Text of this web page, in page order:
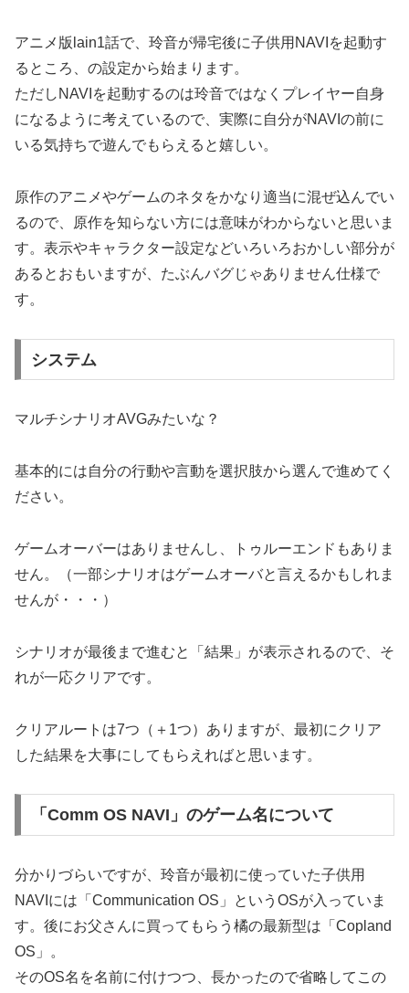
アニメ版lain1話で、玲音が帰宅後に子供用NAVIを起動す
るところ、の設定から始まります。
ただしNAVIを起動するのは玲音ではなくプレイヤー自身
になるように考えているので、実際に自分がNAVIの前に
いる気持ちで遊んでもらえると嬉しい。
原作のアニメやゲームのネタをかなり適当に混ぜ込んでい
るので、原作を知らない方には意味がわからないと思いま
す。表示やキャラクター設定などいろいろおかしい部分が
あるとおもいますが、たぶんバグじゃありません仕様で
す。
システム
マルチシナリオAVGみたいな？
基本的には自分の行動や言動を選択肢から選んで進めてく
ださい。
ゲームオーバーはありませんし、トゥルーエンドもありま
せん。（一部シナリオはゲームオーバと言えるかもしれま
せんが・・・）
シナリオが最後まで進むと「結果」が表示されるので、そ
れが一応クリアです。
クリアルートは7つ（＋1つ）ありますが、最初にクリア
した結果を大事にしてもらえればと思います。
「Comm OS NAVI」のゲーム名について
分かりづらいですが、玲音が最初に使っていた子供用
NAVIには「Communication OS」というOSが入っていま
す。後にお父さんに買ってもらう橘の最新型は「Copland
OS」。
そのOS名を名前に付けつつ、長かったので省略してこの